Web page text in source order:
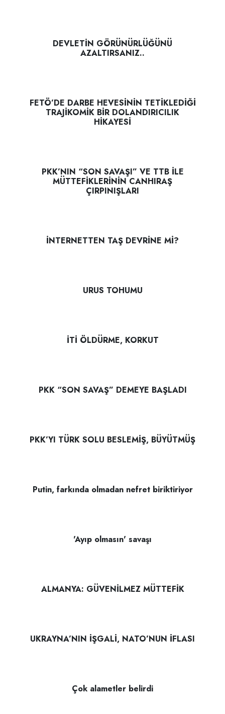
DEVLETİN GÖRÜNÜRLÜĞÜNÜ
AZALTIRSANIZ..
FETÖ’DE DARBE HEVESİNİN TETİKLEDİĞİ
TRAJİKOMİK BİR DOLANDIRICILIK
HİKAYESİ
PKK’NIN “SON SAVAŞI” VE TTB İLE
MÜTTEFİKLERİNİN CANHIRAŞ
ÇIRPINIŞLARI
İNTERNETTEN TAŞ DEVRİNE Mİ?
URUS TOHUMU
İTİ ÖLDÜRME, KORKUT
PKK “SON SAVAŞ” DEMEYE BAŞLADI
PKK’YI TÜRK SOLU BESLEMİŞ, BÜYÜTMÜŞ
Putin, farkında olmadan nefret biriktiriyor
'Ayıp olmasın' savaşı
ALMANYA: GÜVENİLMEZ MÜTTEFİK
UKRAYNA’NIN İŞGALİ, NATO’NUN İFLASI
Çok alametler belirdi